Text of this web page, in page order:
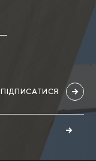
ПІДПИСАТИСЯ